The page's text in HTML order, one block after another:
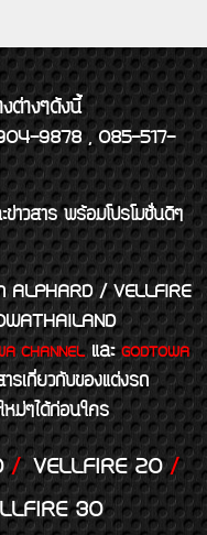
ต่างๆดังนี้
9878 , 085-517-
าวสาร พร้อมโปรโมชั่นดีๆ
ALPHARD / VELLFIRE
CHANNELและGODTOWA
รเกี่ยวกับของแต่งรถ
ม่ๆได้ก่อนใคร
/VELLFIRE 20/
30